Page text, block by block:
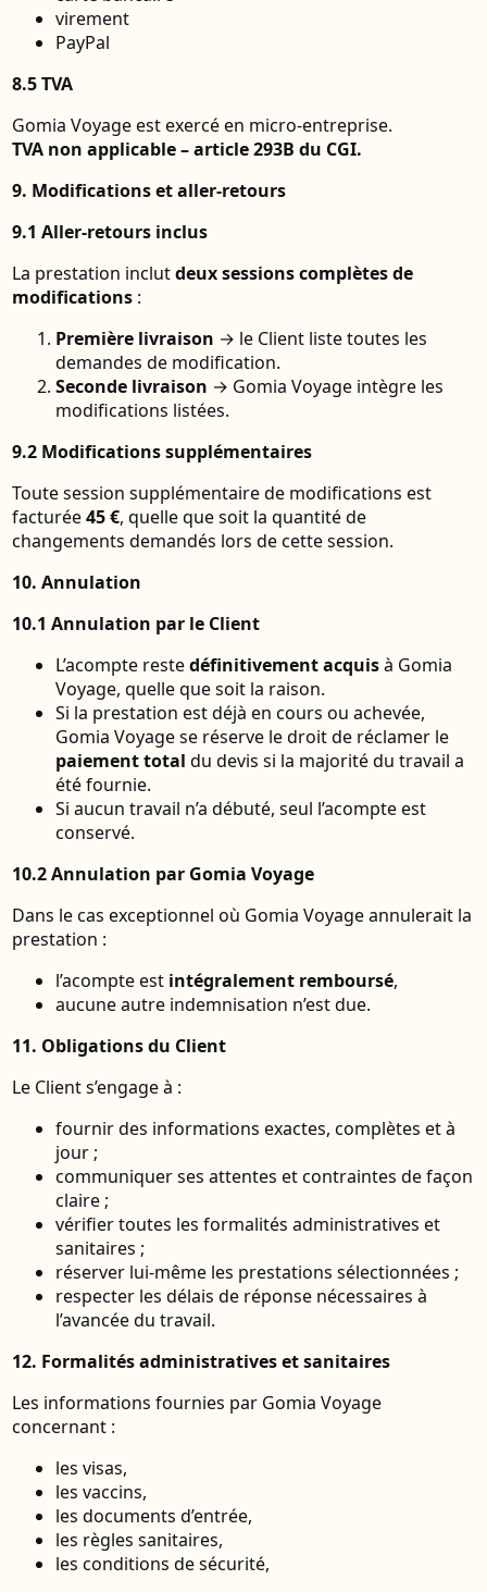
virement
PayPal
8.5 TVA
Gomia Voyage est exercé en micro-entreprise.
TVA non applicable – article 293B du CGI.
9. Modifications et aller-retours
9.1 Aller-retours inclus
La prestation inclutdeux sessions complètes de
modifications :
Première livraison → le Client liste toutes les
demandes de modification.
Seconde livraison → Gomia Voyage intègre les
modifications listées.
9.2 Modifications supplémentaires
Toute session supplémentaire de modifications est
facturée45 €, quelle que soit la quantité de
changements demandés lors de cette session.
10. Annulation
10.1 Annulation par le Client
L’acompte restedéfinitivement acquisà Gomia
Voyage, quelle que soit la raison.
Si la prestation est déjà en cours ou achevée,
Gomia Voyage se réserve le droit de réclamer le
paiement total du devis si la majorité du travail a
été fournie.
Si aucun travail n’a débuté, seul l’acompte est
conservé.
10.2 Annulation par Gomia Voyage
Dans le cas exceptionnel où Gomia Voyage annulerait la
prestation :
l’acompte est intégralement remboursé,
aucune autre indemnisation n’est due.
11. Obligations du Client
Le Client s’engage à :
fournir des informations exactes, complètes et à
jour ;
communiquer ses attentes et contraintes de façon
claire ;
vérifier toutes les formalités administratives et
sanitaires ;
réserver lui-même les prestations sélectionnées ;
respecter les délais de réponse nécessaires à
l’avancée du travail.
12. Formalités administratives et sanitaires
Les informations fournies par Gomia Voyage
concernant :
les visas,
les vaccins,
les documents d’entrée,
les règles sanitaires,
les conditions de sécurité,